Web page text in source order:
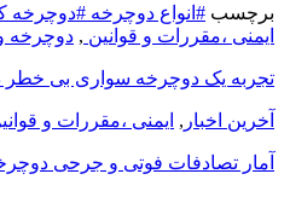
برچسب #انواع دوچرخه #دوچرخه
ایمنی ،مقررات و قوانین , دوچرخه
تجربه یک دوچرخه سواری بی خطر
آخرین اخبار , ایمنی ،مقررات و
آمار تصادفات فوتی و جرحی